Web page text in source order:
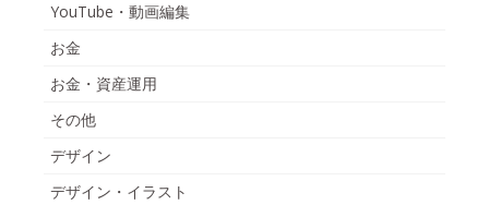
YouTube・動画編集
お金
お金・資産運用
その他
デザイン
デザイン・イラスト